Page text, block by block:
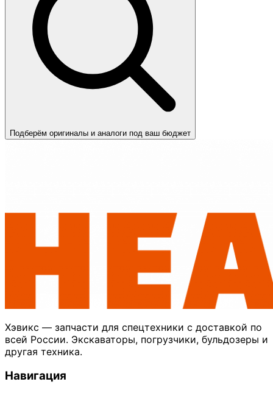
Подберём оригиналы и аналоги под ваш бюджет
Хэвикс — запчасти для спецтехники с доставкой по
всей России. Экскаваторы, погрузчики, бульдозеры и
другая техника.
Навигация